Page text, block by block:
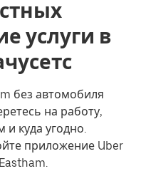
услуги в
без автомобиля
на работу,
и куда угодно.
приложение Uber